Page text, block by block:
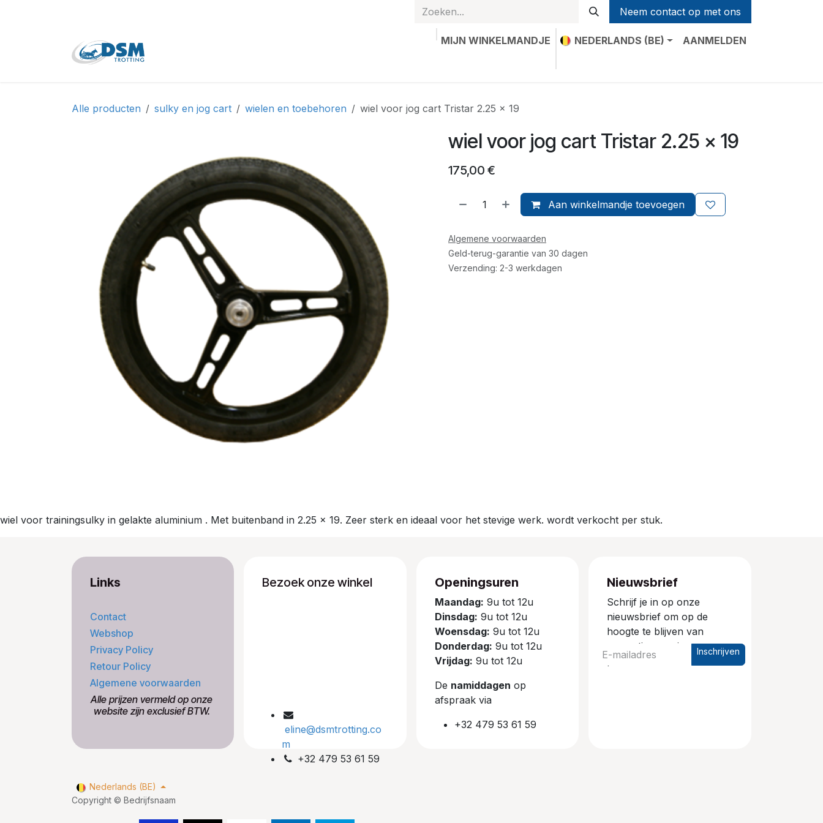
Neem contact op met ons
MIJN WINKELMANDJE NEDERLANDS (BE)
AANMELDEN
Alle producten sulky en jog cart wielen en toebehoren wiel voor jog cart Tristar 2.25 x 19
wiel voor jog cart Tristar 2.25 x 19
175,00 €
Aan winkelmandje toevoegen
Algemene voorwaarden
Geld-terug-garantie van 30 dagen
Verzending: 2-3 werkdagen
wiel voor trainingsulky in gelakte aluminium . Met buitenband in 2.25 x 19. Zeer sterk en ideaal voor het stevige werk. wordt verkocht per stuk.
Links
Contact
Webshop
Privacy Policy
Retour Policy
Algemene voorwaarden
​Alle prijzen vermeld op onze
​website zijn exclusief BTW.
Bezoek onze winkel
eline@dsmtrotting.co
m
+32 479 53 61 59
Openingsuren
Maandag: 9u tot 12u
Dinsdag: 9u tot 12u
Woensdag: 9u tot 12u
Donderdag: 9u tot 12u
Vrijdag: 9u tot 12u
De namiddagen op
afspraak via
+32 479 53 61 59
Nieuwsbrief
Schrijf je in op onze
nieuwsbrief om op de
hoogte te blijven van
promoties en nieuwe
producten.
Inschrijven
Copyright © Bedrijfsnaam
Nederlands (BE)